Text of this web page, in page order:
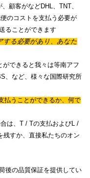
顧客がなどDHL、TNT、
のコストを支払う必要が
ることができます
する必要があり、あなた
ができると我々は等南アフ
、など、様々な国際研究所
払うことができるか、何で
は、T / Tの支払およびL /
残すか、直接私たちのオン
後の品質保証を提供してい